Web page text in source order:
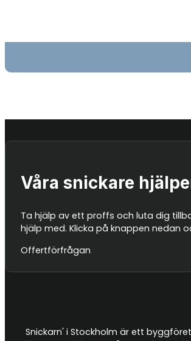
Våra snickare
Ta hjälp av ett proffs och luta dig
hjälp med. Klicka på knappen nedan
Offertförfrågan
Snickarn' i Stockholm är ett